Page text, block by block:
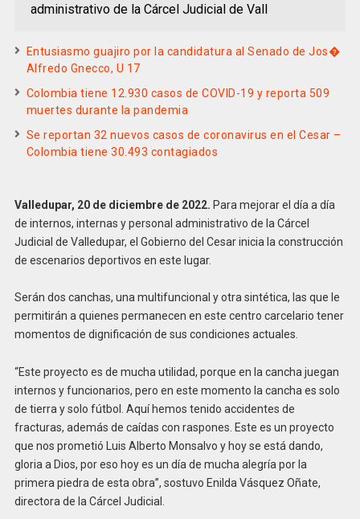
administrativo de la Cárcel Judicial de Vall
Entusiasmo guajiro por la candidatura al Senado de Jos�
Alfredo Gnecco, U 17
Colombia tiene 12.930 casos de COVID-19 y reporta 509
muertes durante la pandemia
Se reportan 32 nuevos casos de coronavirus en el Cesar –
Colombia tiene 30.493 contagiados
Valledupar, 20 de diciembre de 2022. Para mejorar el día a día
de internos, internas y personal administrativo de la Cárcel
Judicial de Valledupar, el Gobierno del Cesar inicia la construcción
de escenarios deportivos en este lugar.
Serán dos canchas, una multifuncional y otra sintética, las que le
permitirán a quienes permanecen en este centro carcelario tener
momentos de dignificación de sus condiciones actuales.
“Este proyecto es de mucha utilidad, porque en la cancha juegan
internos y funcionarios, pero en este momento la cancha es solo
de tierra y solo fútbol. Aquí hemos tenido accidentes de
fracturas, además de caídas con raspones. Este es un proyecto
que nos prometió Luis Alberto Monsalvo y hoy se está dando,
gloria a Dios, por eso hoy es un día de mucha alegría por la
primera piedra de esta obra”, sostuvo Enilda Vásquez Oñate,
directora de la Cárcel Judicial.